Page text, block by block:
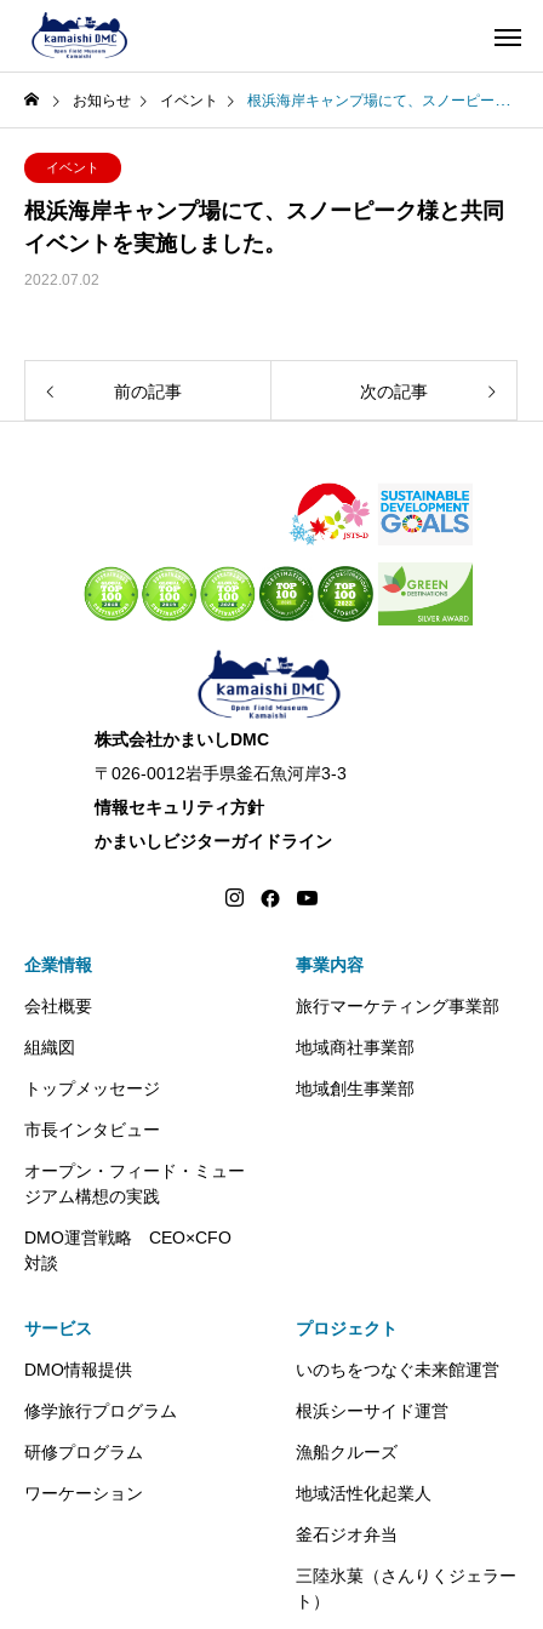
お知らせ イベント 根浜海岸キャンプ場にて、スノーピーク様と共同イベントを実施しました。
イベント
根浜海岸キャンプ場にて、スノーピーク様と共同
イベントを実施しました。
2022.07.02
前の記事 次の記事
株式会社かまいしDMC
〒026-0012岩手県釜石魚河岸3-3
情報セキュリティ方針
かまいしビジターガイドライン
企業情報
会社概要
組織図
トップメッセージ
市長インタビュー
オープン・フィード・ミュー
ジアム構想の実践
DMO運営戦略 CEO×CFO
対談
事業内容
旅行マーケティング事業部
地域商社事業部
地域創生事業部
サービス
DMO情報提供
修学旅行プログラム
研修プログラム
ワーケーション
プロジェクト
いのちをつなぐ未来館運営
根浜シーサイド運営
漁船クルーズ
地域活性化起業人
釜石ジオ弁当
三陸氷菓（さんりくジェラー
ト）